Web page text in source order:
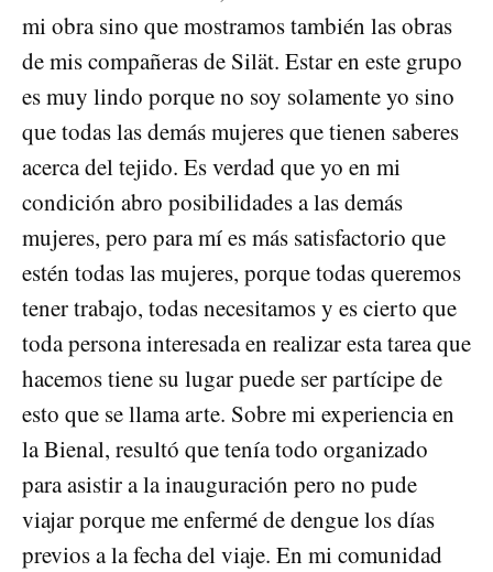
mi obra sino que mostramos también las obras
de mis compañeras de Silät. Estar en este grupo
es muy lindo porque no soy solamente yo sino
que todas las demás mujeres que tienen saberes
acerca del tejido. Es verdad que yo en mi
condición abro posibilidades a las demás
mujeres, pero para mí es más satisfactorio que
estén todas las mujeres, porque todas queremos
tener trabajo, todas necesitamos y es cierto que
toda persona interesada en realizar esta tarea que
hacemos tiene su lugar puede ser partícipe de
esto que se llama arte. Sobre mi experiencia en
la Bienal, resultó que tenía todo organizado
para asistir a la inauguración pero no pude
viajar porque me enfermé de dengue los días
previos a la fecha del viaje. En mi comunidad